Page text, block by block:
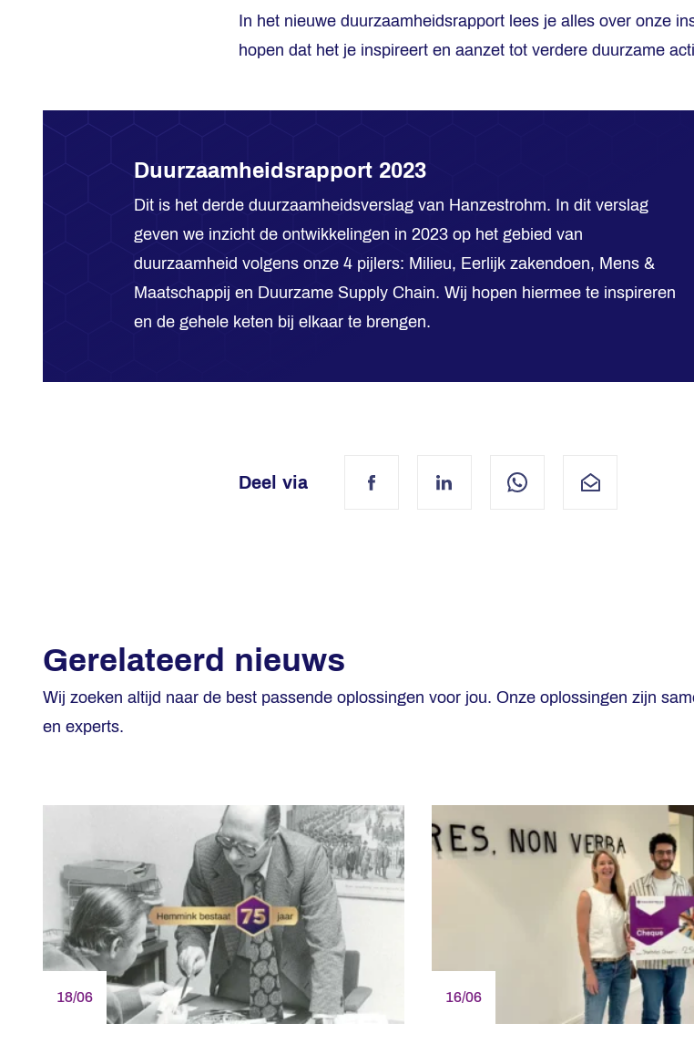
In het nieuwe duurzaamheidsrapport lees je alles over onze
hopen dat het je inspireert en aanzet tot verdere duurzame
Duurzaamheidsrapport 2023
Dit is het derde duurzaamheidsverslag van Hanzestrohm. In dit verslag
geven we inzicht de ontwikkelingen in 2023 op het gebied van
duurzaamheid volgens onze 4 pijlers: Milieu, Eerlijk zakendoen, Mens &
Maatschappij en Duurzame Supply Chain. Wij hopen hiermee te inspireren
en de gehele keten bij elkaar te brengen.
Deel via
FacebookLinkedIn WhatsAppMail
Gerelateerd nieuws
Wij zoeken altijd naar de best passende oplossingen voor jou. Onze oplossingen zijn
en experts.
18/06 16/06